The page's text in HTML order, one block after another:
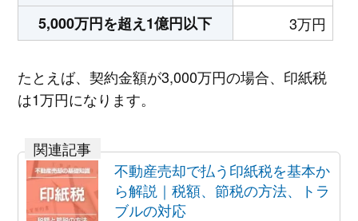
5,000万円を超え1億円以下
3万円
たとえば、契約金額が3,000万円の場合、印紙税
は1万円になります。
不動産売却で払う印紙税を基本か
ら解説｜税額、節税の方法、トラ
ブルの対応